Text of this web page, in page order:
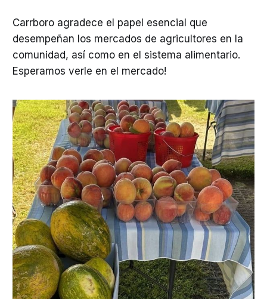
Carrboro agradece el papel esencial que
desempeñan los mercados de agricultores en la
comunidad, así como en el sistema alimentario.
Esperamos verle en el mercado!